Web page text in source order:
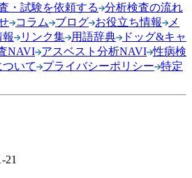
・試験を依頼する
分析検査の流れ
コラム ブログ お役立ち情報
メ
リンク集 用語辞典
ドッグ&キャ
NAVI アスベスト分析NAVI 性病検
いて プライバシーポリシー 特定
21